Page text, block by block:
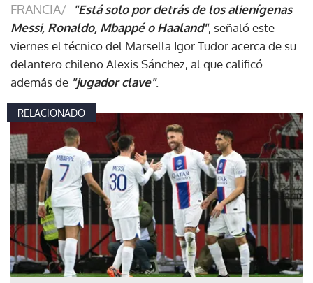
FRANCIA/
"Está solo por detrás de los alienígenas
Messi, Ronaldo, Mbappé o Haaland", señaló este
viernes el técnico del Marsella Igor Tudor acerca de su
delantero chileno Alexis Sánchez, al que calificó
además de "jugador clave".
RELACIONADO